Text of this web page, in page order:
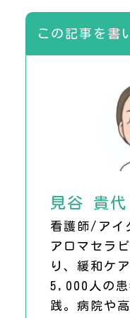
この記事を書
見谷 貴代
看護師/アイ
アロマセラ
り、緩和ケ
5,000人の患
践。病院や